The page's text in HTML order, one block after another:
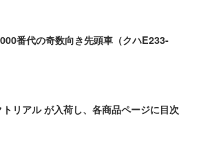
番代の奇数向き先頭車（クハE233-
リアル が入荷し、各商品ページに目次